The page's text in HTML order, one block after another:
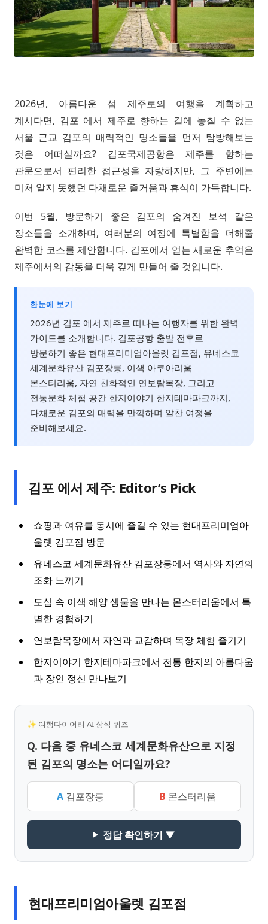
2026년, 아름다운 섬 제주로의 여행을 계획하고
계시다면, 김포 에서 제주로 향하는 길에 놓칠 수 없는
서울 근교 김포의 매력적인 명소들을 먼저 탐방해보는
것은 어떠실까요? 김포국제공항은 제주를 향하는
관문으로서 편리한 접근성을 자랑하지만, 그 주변에는
미처 알지 못했던 다채로운 즐거움과 휴식이 가득합니다.
이번 5월, 방문하기 좋은 김포의 숨겨진 보석 같은
장소들을 소개하며, 여러분의 여정에 특별함을 더해줄
완벽한 코스를 제안합니다. 김포에서 얻는 새로운 추억은
제주에서의 감동을 더욱 깊게 만들어 줄 것입니다.
한눈에 보기
2026년 김포 에서 제주로 떠나는 여행자를 위한 완벽
가이드를 소개합니다. 김포공항 출발 전후로
방문하기 좋은 현대프리미엄아울렛 김포점, 유네스코
세계문화유산 김포장릉, 이색 아쿠아리움
몬스터리움, 자연 친화적인 연보람목장, 그리고
전통문화 체험 공간 한지이야기 한지테마파크까지,
다채로운 김포의 매력을 만끽하며 알찬 여정을
준비해보세요.
김포 에서 제주: Editor’s Pick
쇼핑과 여유를 동시에 즐길 수 있는 현대프리미엄아
울렛 김포점 방문
유네스코 세계문화유산 김포장릉에서 역사와 자연의
조화 느끼기
도심 속 이색 해양 생물을 만나는 몬스터리움에서 특
별한 경험하기
연보람목장에서 자연과 교감하며 목장 체험 즐기기
한지이야기 한지테마파크에서 전통 한지의 아름다움
과 장인 정신 만나보기
✨ 여행다이어리 AI 상식 퀴즈
Q. 다음 중 유네스코 세계문화유산으로 지정
된 김포의 명소는 어디일까요?
A 김포장릉 B 몬스터리움
정답 확인하기 ▼
현대프리미엄아울렛 김포점